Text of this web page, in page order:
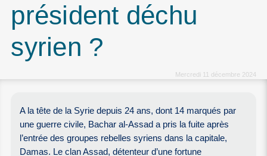
président déchu
syrien ?
Mercredi 11 décembre 2024
A la tête de la Syrie depuis 24 ans, dont 14 marqués par
une guerre civile, Bachar al-Assad a pris la fuite après
l’entrée des groupes rebelles syriens dans la capitale,
Damas. Le clan Assad, détenteur d’une fortune